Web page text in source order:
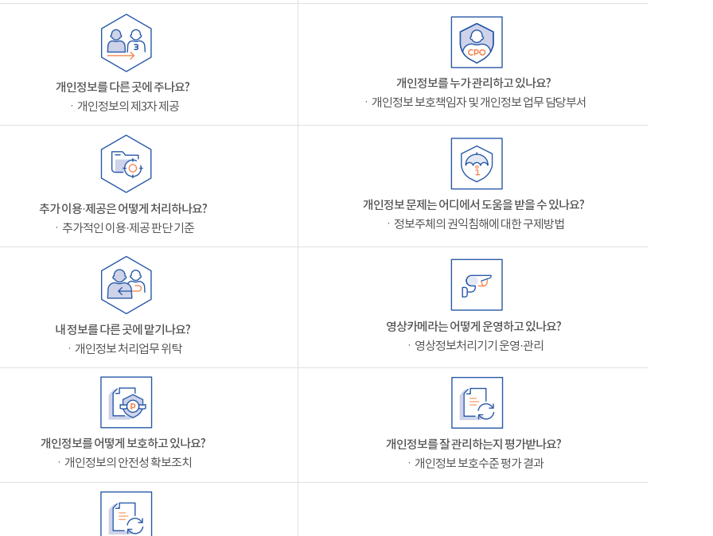
개인정보를 다른 곳에 주나요?
ㆍ개인정보의 제3자 제공
개인정보를 누가 관리하고 있나요?
ㆍ개인정보 보호책임자 및 개인정보 업무 담당부서
추가 이용·제공은 어떻게 처리하나요?
ㆍ추가적인 이용·제공 판단 기준
개인정보 문제는 어디에서 도움을 받을 수 있나요?
ㆍ정보주체의 권익침해에 대한 구제방법
내 정보를 다른 곳에 맡기나요?
ㆍ개인정보 처리업무 위탁
영상카메라는 어떻게 운영하고 있나요?
ㆍ영상정보처리기기 운영·관리
개인정보를 어떻게 보호하고 있나요?
ㆍ개인정보의 안전성 확보조치
개인정보를 잘 관리하는지 평가받나요?
ㆍ개인정보 보호수준 평가 결과